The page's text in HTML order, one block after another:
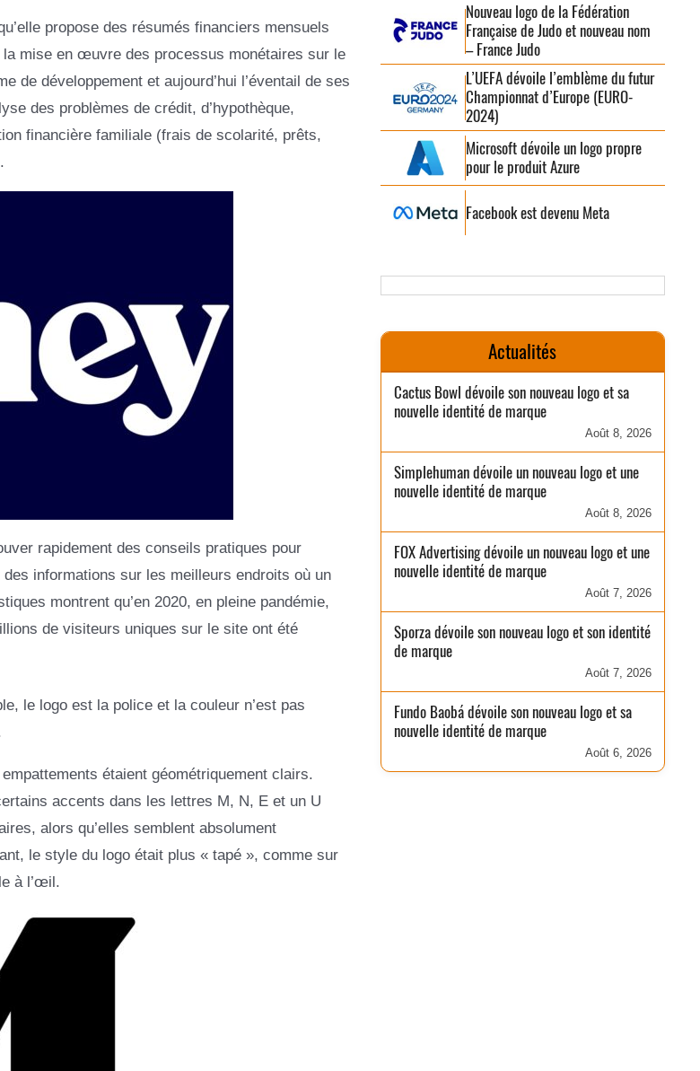
propose des résumés financiers mensuels
mise en œuvre des processus monétaires sur le
de développement et aujourd’hui l’éventail de ses
des problèmes de crédit, d’hypothèque,
financière familiale (frais de scolarité, prêts,
rapidement des conseils pratiques pour
informations sur les meilleurs endroits où un
montrent qu’en 2020, en pleine pandémie,
de visiteurs uniques sur le site ont été
le logo est la police et la couleur n’est pas
étaient géométriquement clairs.
accents dans les lettres M, N, E et un U
alors qu’elles semblent absolument
le style du logo était plus « tapé », comme sur
à l’œil.
Nouveau logo de la Fédération
Française de Judo et nouveau nom
– France Judo
L’UEFA dévoile l’emblème du futur
Championnat d’Europe (EURO-
2024)
Microsoft dévoile un logo propre
pour le produit Azure
Facebook est devenu Meta
Actualités
Cactus Bowl dévoile son nouveau logo et sa
nouvelle identité de marque
Août 8, 2026
Simplehuman dévoile un nouveau logo et une
nouvelle identité de marque
Août 8, 2026
FOX Advertising dévoile un nouveau logo et une
nouvelle identité de marque
Août 7, 2026
Sporza dévoile son nouveau logo et son identité
de marque
Août 7, 2026
Fundo Baobá dévoile son nouveau logo et sa
nouvelle identité de marque
Août 6, 2026